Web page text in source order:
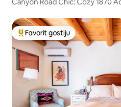
Glavni favorit gostiju
Favorit gostiju